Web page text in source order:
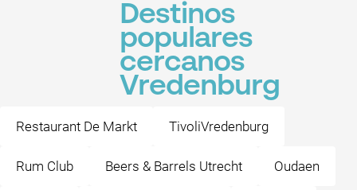
Destinos
populares
cercanos
Vredenburg
Restaurant De Markt TivoliVredenburg
Rum Club Beers & Barrels Utrecht Oudaen